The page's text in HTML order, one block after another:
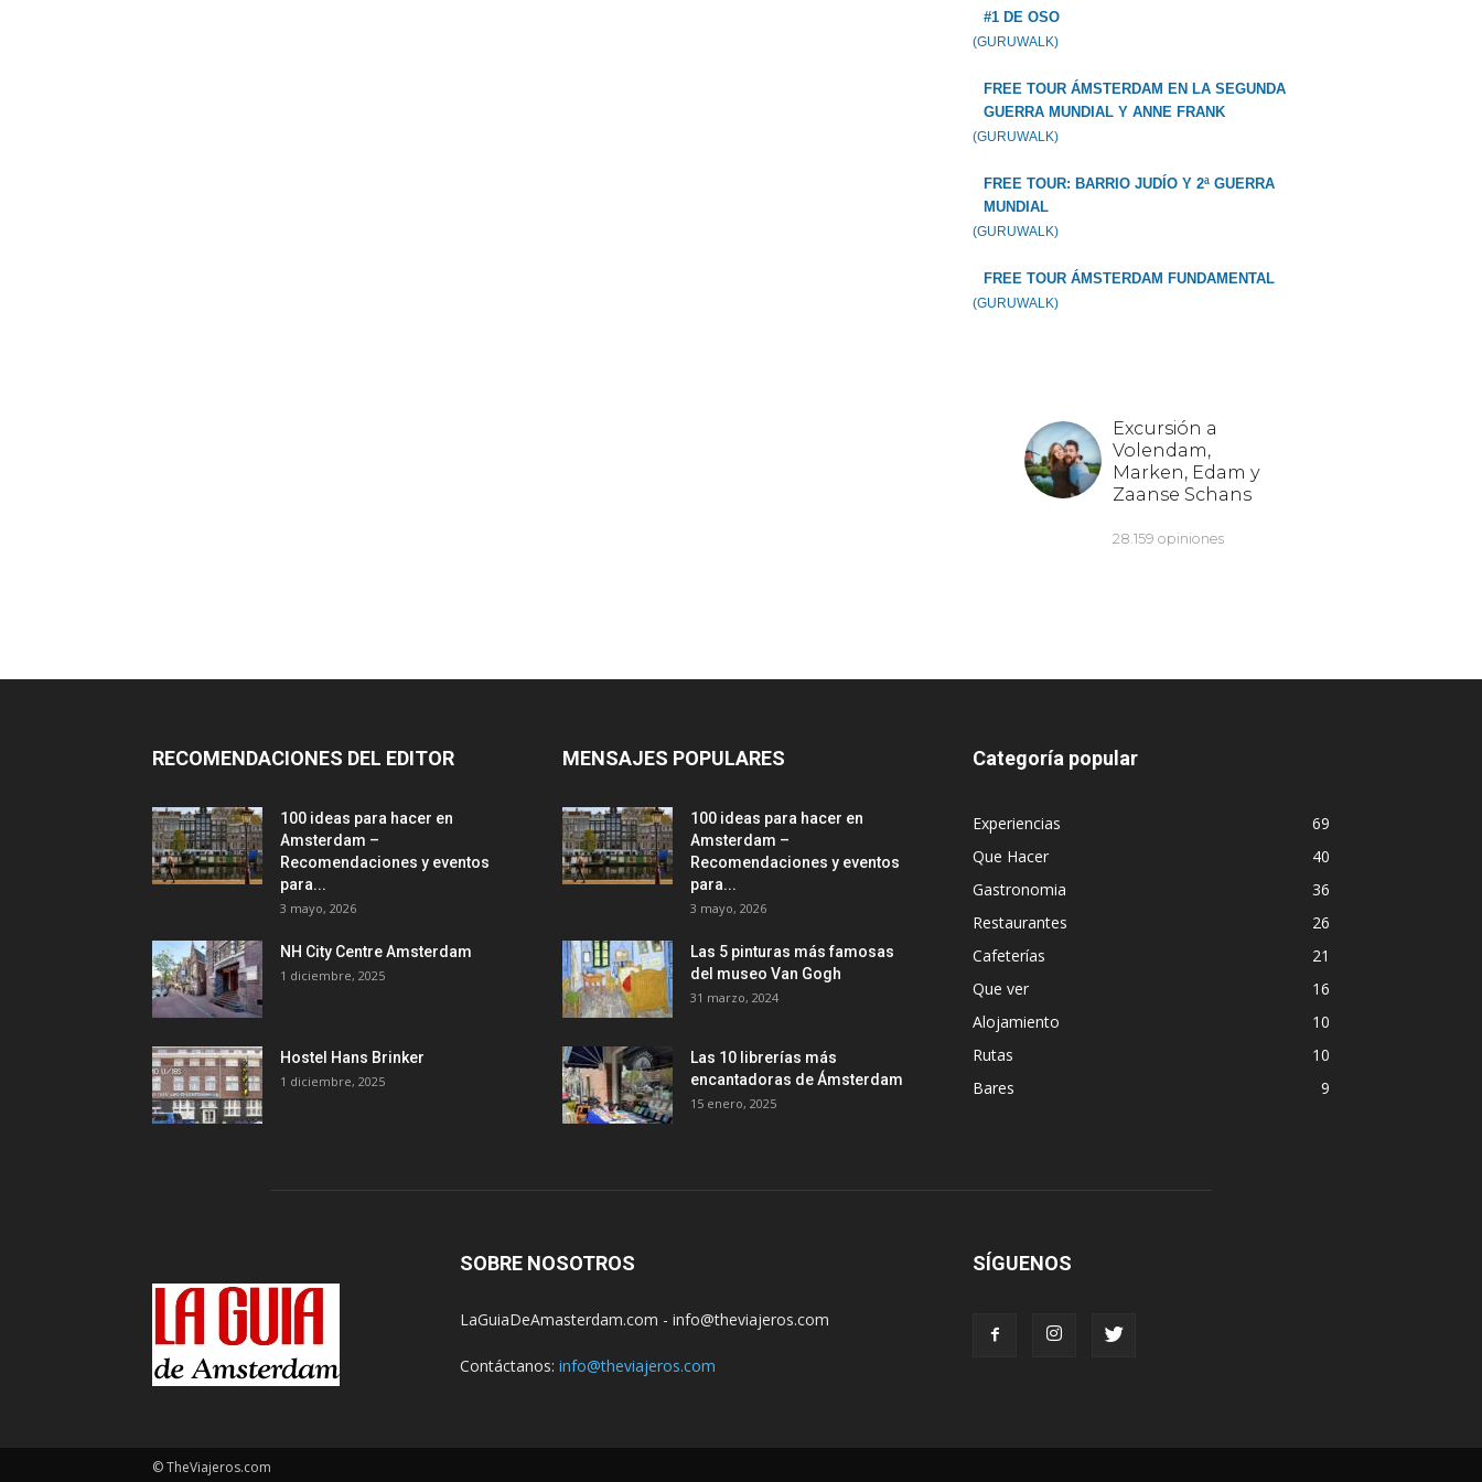
#1 DE OSO
(GURUWALK)
FREE TOUR ÁMSTERDAM EN LA SEGUNDA
GUERRA MUNDIAL Y ANNE FRANK
(GURUWALK)
FREE TOUR: BARRIO JUDÍO Y 2ª GUERRA
MUNDIAL
(GURUWALK)
FREE TOUR ÁMSTERDAM FUNDAMENTAL
(GURUWALK)
RECOMENDACIONES DEL EDITOR
100 ideas para hacer en
Amsterdam –
Recomendaciones y eventos
para...
3 mayo, 2026
NH City Centre Amsterdam
1 diciembre, 2025
Hostel Hans Brinker
1 diciembre, 2025
MENSAJES POPULARES
100 ideas para hacer en
Amsterdam –
Recomendaciones y eventos
para...
3 mayo, 2026
Las 5 pinturas más famosas
del museo Van Gogh
31 marzo, 2024
Las 10 librerías más
encantadoras de Ámsterdam
15 enero, 2025
Categoría popular
Experiencias
69
Que Hacer
40
Gastronomia
36
Restaurantes
26
Cafeterías
21
Que ver
16
Alojamiento
10
Rutas
10
Bares
9
SOBRE NOSOTROS
LaGuiaDeAmasterdam.com - info@theviajeros.com
Contáctanos: info@theviajeros.com
SÍGUENOS
© TheViajeros.com